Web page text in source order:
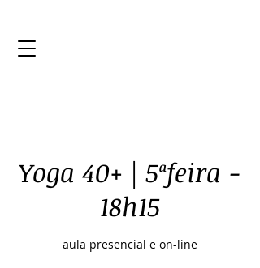
Yoga 40+ | 5ªfeira -
18h15
aula presencial e on-line